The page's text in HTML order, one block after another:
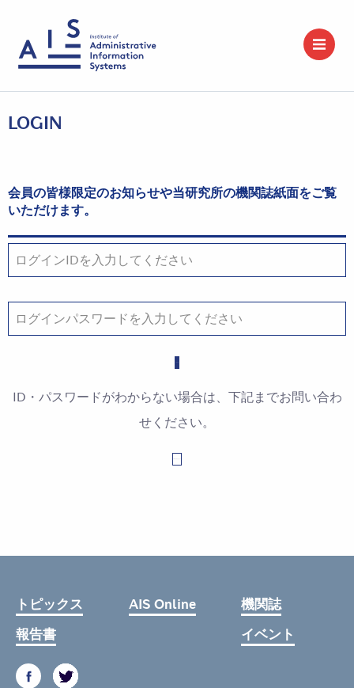
LOGIN
会員の皆様限定のお知らせや当研究所の機関誌紙面をご覧
いただけます。
ID・パスワードがわからない場合は、下記までお問い合わ
せください。
トピックス AIS Online
機関誌
報告書
イベント